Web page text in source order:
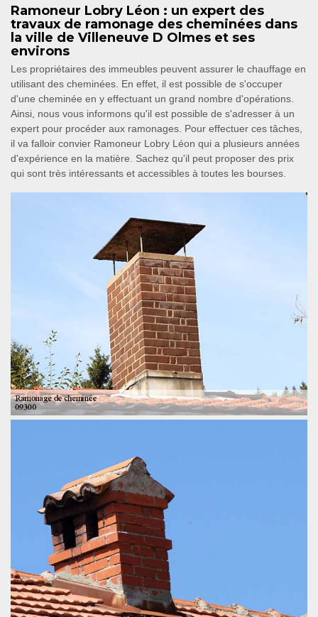
Ramoneur Lobry Léon : un expert des
travaux de ramonage des cheminées dans
la ville de Villeneuve D Olmes et ses
environs
Les propriétaires des immeubles peuvent assurer le chauffage en
utilisant des cheminées. En effet, il est possible de s'occuper
d'une cheminée en y effectuant un grand nombre d'opérations.
Ainsi, nous vous informons qu'il est possible de s'adresser à un
expert pour procéder aux ramonages. Pour effectuer ces tâches,
il va falloir convier Ramoneur Lobry Léon qui a plusieurs années
d'expérience en la matière. Sachez qu'il peut proposer des prix
qui sont très intéressants et accessibles à toutes les bourses.